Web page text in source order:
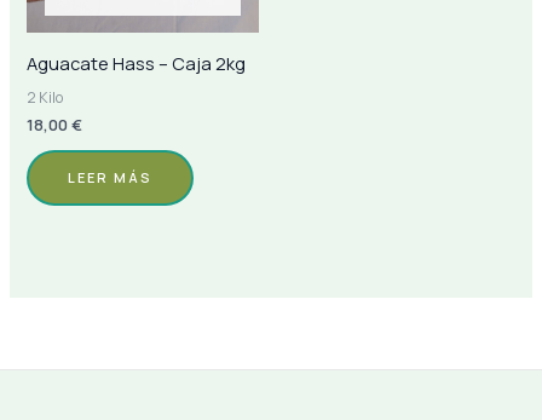
Aguacate Hass – Caja 2kg
2 Kilo
18,00€
LEER MÁS